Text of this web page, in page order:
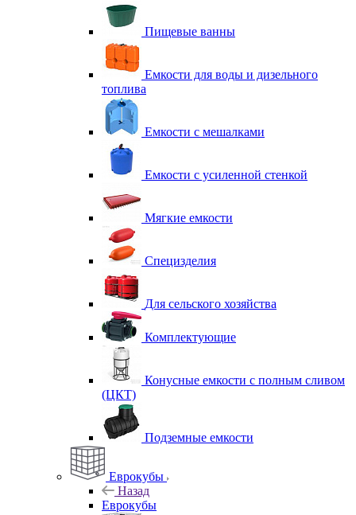
Пищевые ванны
Емкости для воды и дизельного
топлива
Емкости с мешалками
Емкости с усиленной стенкой
Мягкие емкости
Специзделия
Для сельского хозяйства
Комплектующие
Конусные емкости с полным сливом
(ЦКТ)
Подземные емкости
Еврокубы
Назад
Еврокубы